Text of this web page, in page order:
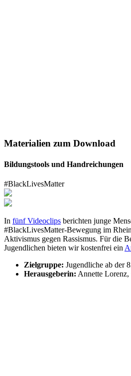
Materialien zum Download
Bildungstools und Handreichungen
#BlackLivesMatter
In fünf Videoclips berichten junge
#BlackLivesMatter-Bewegung im
Aktivismus gegen Rassismus. Für die
Jugendlichen bieten wir kostenfrei ein
Zielgruppe: Jugendliche ab der
Herausgeberin: Annette